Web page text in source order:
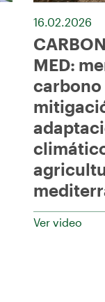
16.02.2026
MED:
carbono
Ver video